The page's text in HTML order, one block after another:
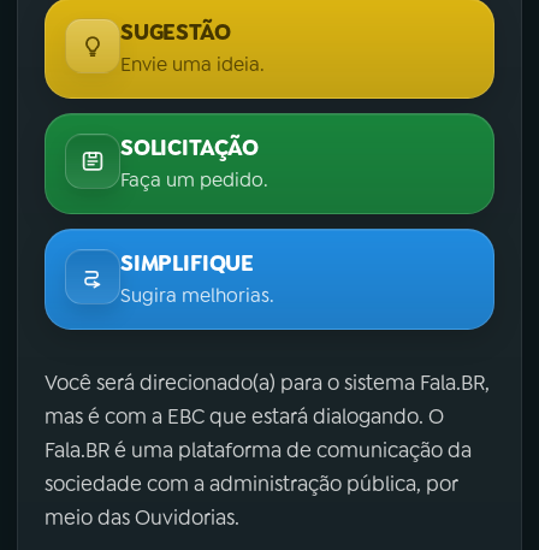
SUGESTÃO
Envie uma ideia.
SOLICITAÇÃO
Faça um pedido.
SIMPLIFIQUE
Sugira melhorias.
Você será direcionado(a) para o sistema Fala.BR,
mas é com a EBC que estará dialogando. O
Fala.BR é uma plataforma de comunicação da
sociedade com a administração pública, por
meio das Ouvidorias.